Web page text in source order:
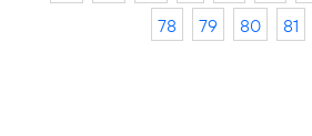
78
79 80 81